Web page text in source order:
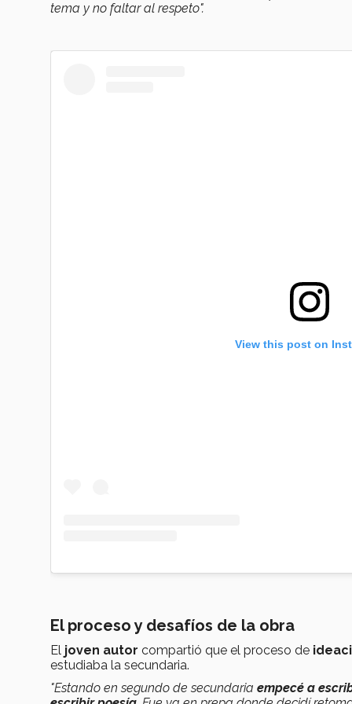
tema y no faltar al respeto".
View this post on
El proceso y desafíos de la obra
El joven autor compartió que el proceso de
estudiaba la secundaria.
"Estando en segundo de secundaria empecé a